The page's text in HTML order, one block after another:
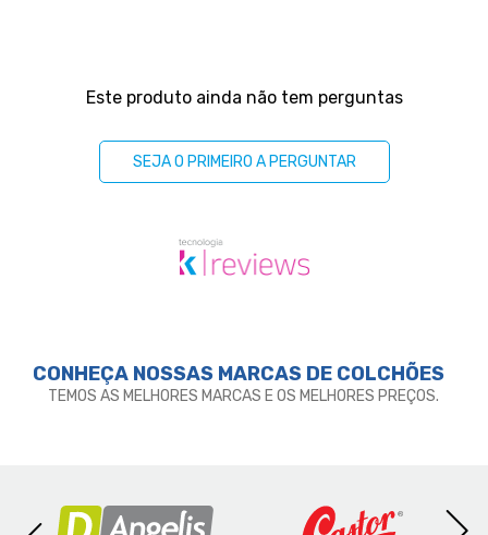
Este produto ainda não tem perguntas
SEJA O PRIMEIRO A PERGUNTAR
CONHEÇA NOSSAS MARCAS DE COLCHÕES
TEMOS AS MELHORES MARCAS E OS MELHORES PREÇOS.